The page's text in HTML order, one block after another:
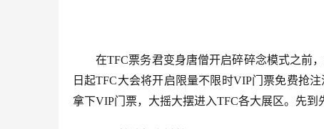
在TFC票务君变身唐僧开启碎碎念模式之前
日起TFC大会将开启限量不限时VIP门票免费抢
拿下VIP门票，大摇大摆进入TFC各大展区。先到